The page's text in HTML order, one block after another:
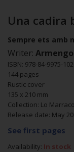
Una cadira
Sempre ets amb
Writer:
ISBN: 978-84-9975-
144 pages
Rustic cover
135 x 210 mm
Collection: Lo
Release date: May
See first pages
Availability: In stock